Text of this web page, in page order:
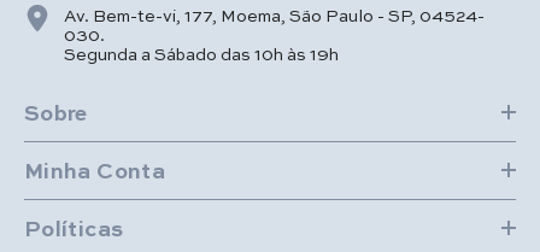
Av. Bem-te-vi, 177, Moema, São Paulo - SP, 04524-
030.
Segunda a Sábado das 10h às 19h
Sobre
Minha Conta
Políticas